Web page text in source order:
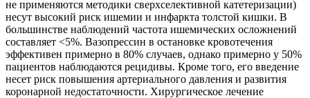
не применяются методики сверхселективной катетеризации)
несут высокий риск ишемии и инфаркта толстой кишки. В
большинстве наблюдений частота ишемических осложнений
составляет <5%. Вазопрессин в остановке кровотечения
эффективен примерно в 80% случаев, однако примерно у 50%
пациентов наблюдаются рецидивы. Кроме того, его введение
несет риск повышения артериального давления и развития
коронарной недостаточности. Хирургическое лечение